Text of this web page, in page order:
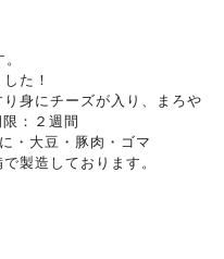
た！
身にチーズが入り、まろや
：２週間
・大豆・豚肉・ゴマ
製造しております。